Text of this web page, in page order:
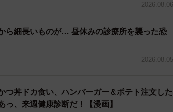
いた過去3年分のカタログを持ち出し、どん
た。そんな桜木の熱意に少し驚きながらも、
2026.08.06
ら細長いものが… 昼休みの診療所を襲った恐
2026.08.05
丼ドカ食い、ハンバーガー＆ポテト注文した
、来週健康診断だ！【漫画】